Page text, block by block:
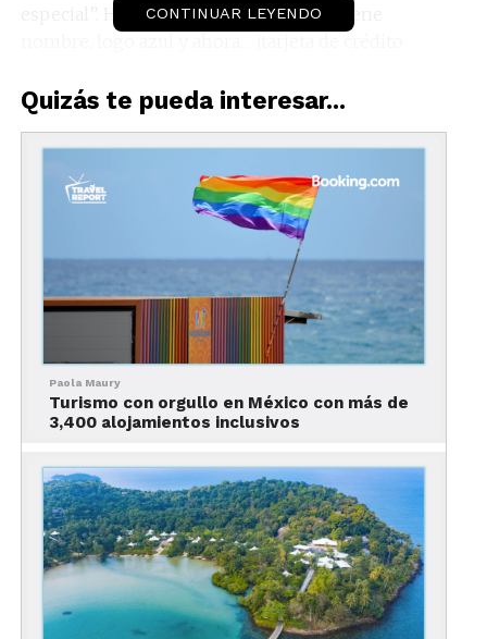
especial”. Hoy, el verdadero monstruo tiene
comisiones que ya exprimen a los hoteles como
controlarán el flujo del dinero desde que el cliente
sueña con el viaje… hasta mucho después de que
se lleve las amenities del baño.
CONTINUAR LEYENDO
Quizás te pueda interesar...
Paola Maury
Turismo con orgullo en México con más de
3,400 alojamientos inclusivos